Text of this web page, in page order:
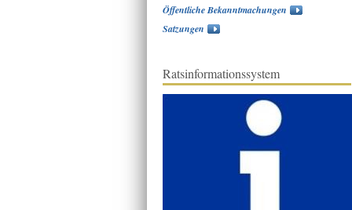
Öffentliche Bekanntmachungen
Satzungen
Ratsinformationssystem